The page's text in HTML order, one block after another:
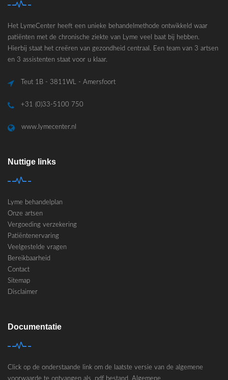
Het LymeCenter heeft een unieke behandelmethode ontwikkeld waar
patiënten met de chronische ziekte van Lyme veel baat bij hebben.
Hierbij staat het creëren van gezondheid centraal. Een team van 3 artsen
en 3 assistenten staat voor u klaar.
Teut 1B - 3811WL - Amersfoort
+31 (0)33-5100 750
www.lymecenter.nl
Nuttige links
Lyme behandelplan
Onze artsen
Vergoeding verzekering
Patiëntenervaring
Veelgestelde vragen
Bereikbaarheid
Contact
Sitemap
Disclaimer
Documentatie
Click op de onderstaande link om de laatste versie van de algemene